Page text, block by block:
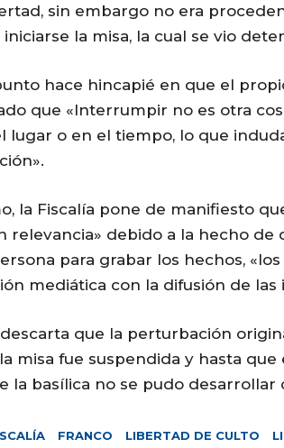
sin embargo no era
iniciarse la misa, la cual se vio
hace hincapié en que el
que «Interrumpir no es otra
lugar o en el tiempo, lo que
la Fiscalía pone de manifiesto
relevancia» debido a la hecho de
para grabar los hechos,
mediática con la difusión de las
que la perturbación
misa fue suspendida y hasta
la basílica no se pudo desarrollar
FRANCO LIBERTAD DE CULTO